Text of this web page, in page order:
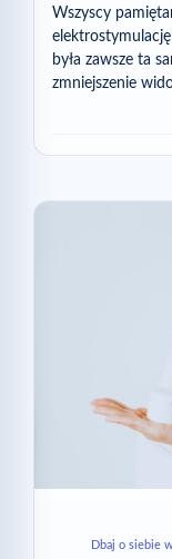
Wszyscy
była zawsze ta
zmniejszenie
Dbaj o siebie